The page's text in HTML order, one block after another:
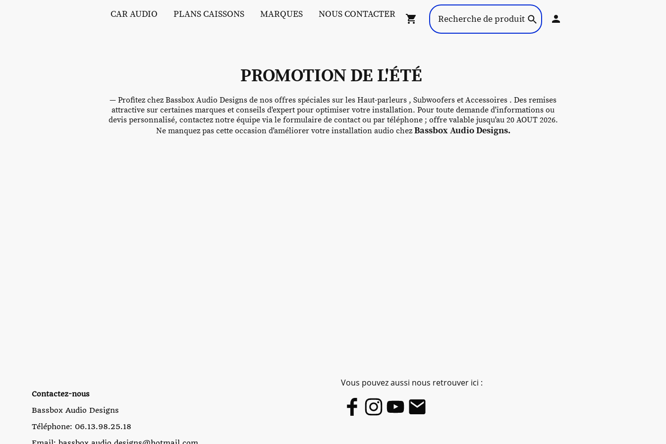
CAR AUDIO PLANS CAISSONS MARQUES NOUS CONTACTER
PROMOTION DE L'ÉTÉ
— Profitez chez Bassbox Audio Designs de nos offres spéciales sur les Haut-parleurs , Subwoofers et Accessoires . Des remises
attractive sur certaines marques et conseils d'expert pour optimiser votre installation. Pour toute demande d'informations ou
devis personnalisé, contactez notre équipe via le formulaire de contact ou par téléphone ; offre valable jusqu'au 20 AOUT 2026.
Ne manquez pas cette occasion d'améliorer votre installation audio chezBassbox Audio Designs.
Contactez-nous
Bassbox Audio Designs
Téléphone: 06.13.98.25.18
Vous pouvez aussi nous retrouver ici :